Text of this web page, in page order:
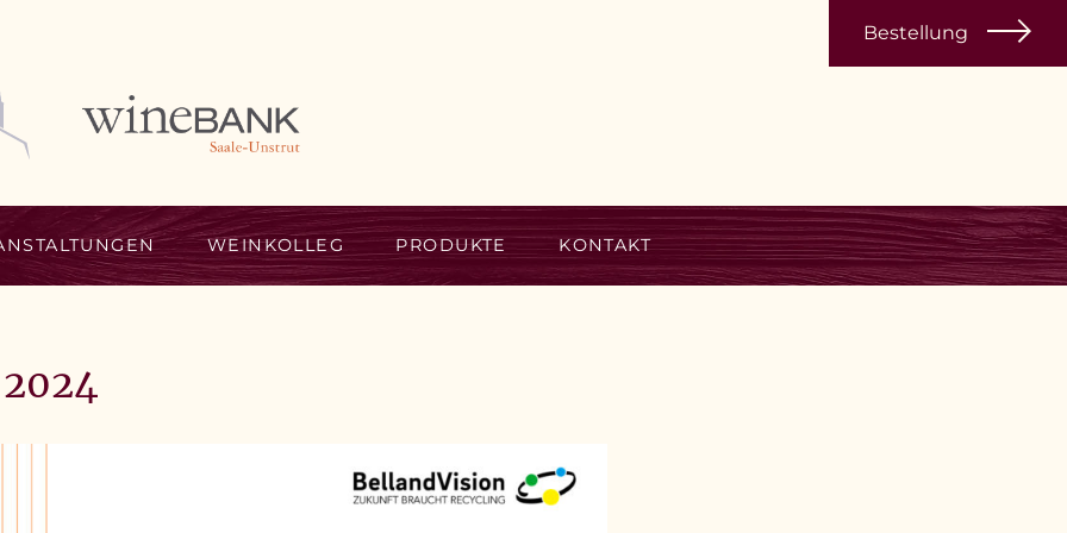
Bestellung
WEINKOLLEG PRODUKTE KONTAKT